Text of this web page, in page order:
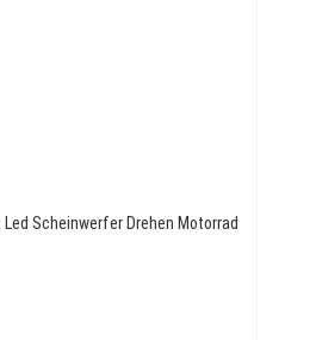
Scheinwerfer Drehen Motorrad